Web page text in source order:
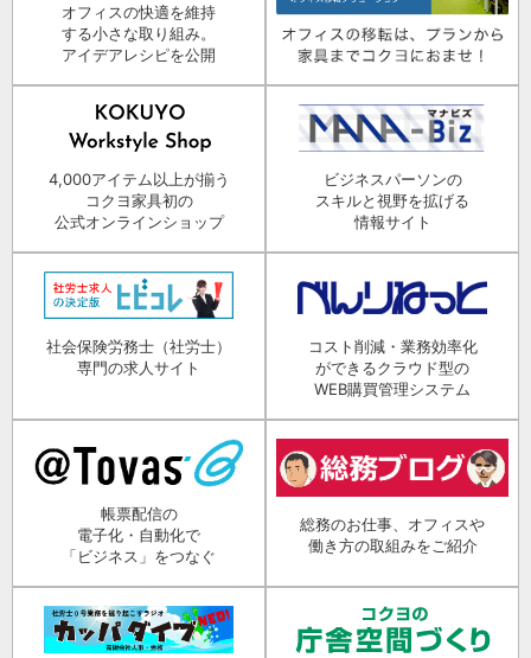
オフィスの快適を維持
する小さな取り組み。
アイデアレシピを公開
4,000アイテム以上が揃う
コクヨ家具初の
公式オンラインショップ
ビジネスパーソンの
スキルと視野を拡げる
情報サイト
社会保険労務士（社労士）
専門の求人サイト
コスト削減・業務効率化
ができるクラウド型の
WEB購買管理システム
帳票配信の
電子化・自動化で
「ビジネス」をつなぐ
総務のお仕事、オフィスや
働き方の取組みをご紹介